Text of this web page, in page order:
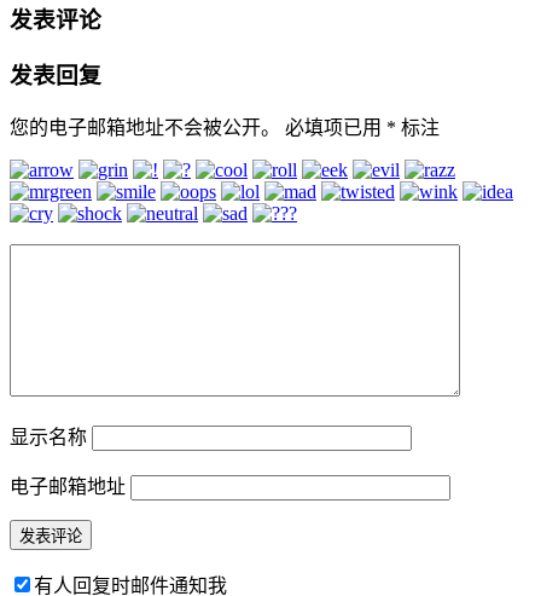
发表评论
发表回复
您的电子邮箱地址不会被公开。 必填项已用 * 标注
显示名称
电子邮箱地址
有人回复时邮件通知我